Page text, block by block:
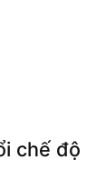
chế độ